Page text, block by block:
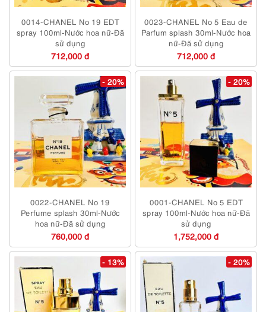
0014-CHANEL No 19 EDT
spray 100ml-Nước hoa nữ-Đã
sử dụng
712,000 đ
0023-CHANEL No 5 Eau de
Parfum splash 30ml-Nước hoa
nữ-Đã sử dụng
712,000 đ
- 20%
0022-CHANEL No 19
Perfume splash 30ml-Nước
hoa nữ-Đã sử dụng
760,000 đ
- 20%
0001-CHANEL No 5 EDT
spray 100ml-Nước hoa nữ-Đã
sử dụng
1,752,000 đ
- 13% - 20%